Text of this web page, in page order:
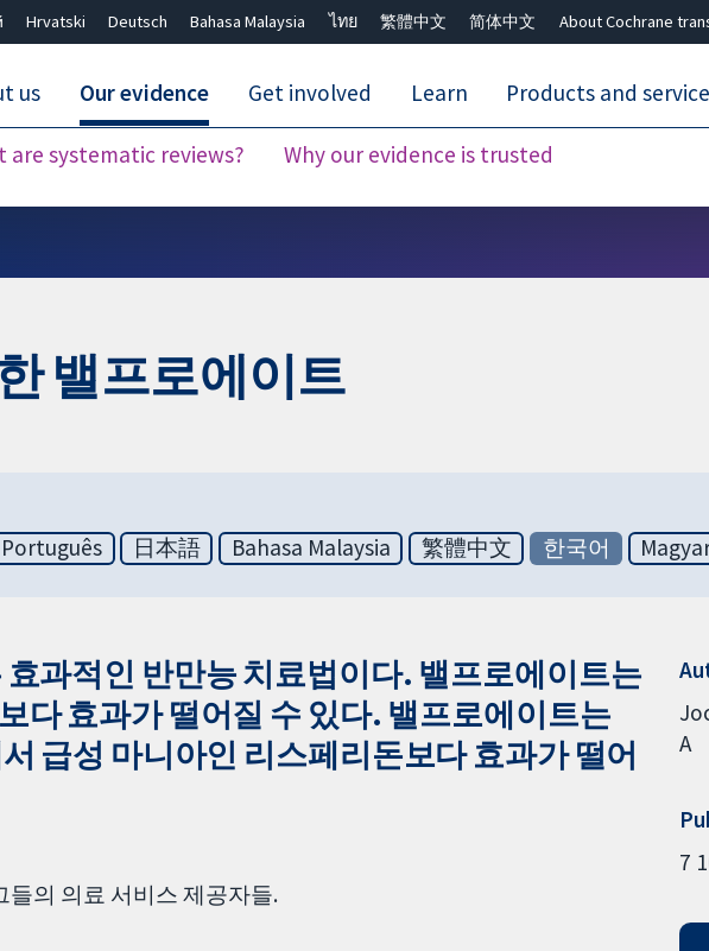
Hrvatski Deutsch Bahasa Malaysia ไทย 繁體中文 简体中文 About Cochrane
us Our evidence
are systematic reviews? Why our evidence is trusted
Get involved Learn Products and
밸프로에이트
Português 日本語 Bahasa Malaysia 繁體中文 한국어
과적인 반만능 치료법이다. 밸프로에이트는
다 효과가 떨어질 수 있다. 밸프로에이트는
급성 마니아인 리스페리돈보다 효과가 떨어
의 의료 서비스 제공자들.
A
7